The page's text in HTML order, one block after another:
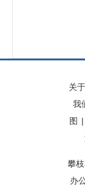
关
我
图 |
攀
办